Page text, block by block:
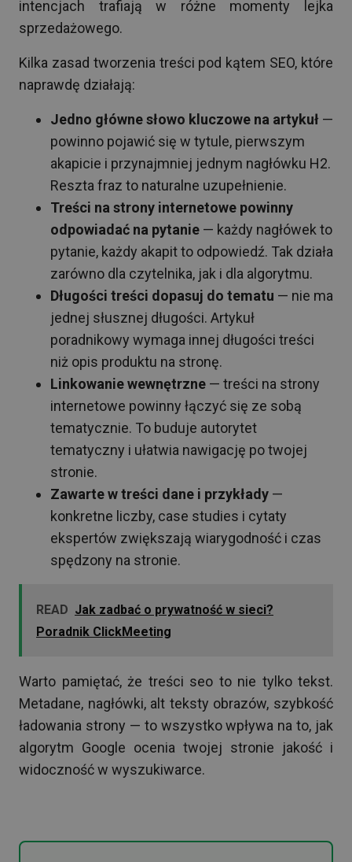
intencjach trafiają w różne momenty lejka
sprzedażowego.
Kilka zasad tworzenia treści pod kątem SEO, które
naprawdę działają:
Jedno główne słowo kluczowe na artykuł —
powinno pojawić się w tytule, pierwszym
akapicie i przynajmniej jednym nagłówku H2.
Reszta fraz to naturalne uzupełnienie.
Treści na strony internetowe powinny
odpowiadać na pytanie — każdy nagłówek to
pytanie, każdy akapit to odpowiedź. Tak działa
zarówno dla czytelnika, jak i dla algorytmu.
Długości treści dopasuj do tematu — nie ma
jednej słusznej długości. Artykuł
poradnikowy wymaga innej długości treści
niż opis produktu na stronę.
Linkowanie wewnętrzne — treści na strony
internetowe powinny łączyć się ze sobą
tematycznie. To buduje autorytet
tematyczny i ułatwia nawigację po twojej
stronie.
Zawarte w treści dane i przykłady —
konkretne liczby, case studies i cytaty
ekspertów zwiększają wiarygodność i czas
spędzony na stronie.
READ Jak zadbać o prywatność w sieci?
Poradnik ClickMeeting
Warto pamiętać, że treści seo to nie tylko tekst.
Metadane, nagłówki, alt teksty obrazów, szybkość
ładowania strony — to wszystko wpływa na to, jak
algorytm Google ocenia twojej stronie jakość i
widoczność w wyszukiwarce.